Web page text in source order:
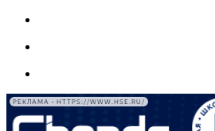
РЕКЛАМА • HTTPS://WWW.HSE.RU/